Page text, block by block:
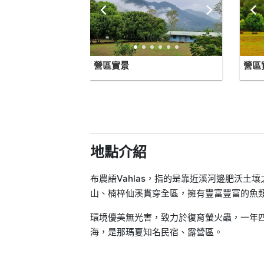
營區實景 營區
地點介紹
布農語Vahlas，指的是靠近溪河邊肥沃土
山、楠梓仙溪貫穿全區，擁有豐富豐富的魚
環境優美無光害，致力於復育螢火蟲，一年
海，是那瑪夏知名民宿、露營區。